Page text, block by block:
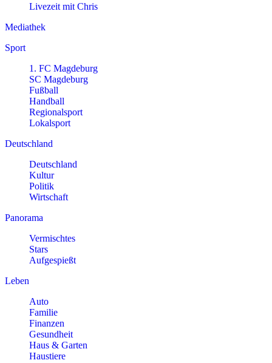
Livezeit mit Chris
Mediathek
Sport
1. FC Magdeburg
SC Magdeburg
Fußball
Handball
Regionalsport
Lokalsport
Deutschland
Deutschland
Kultur
Politik
Wirtschaft
Panorama
Vermischtes
Stars
Aufgespießt
Leben
Auto
Familie
Finanzen
Gesundheit
Haus & Garten
Haustiere